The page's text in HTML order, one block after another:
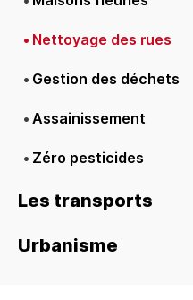
Nettoyage des rues
Gestion des déchets
Assainissement
Zéro pesticides
Les transports
Urbanisme